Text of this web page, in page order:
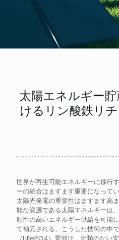
太陽エネルギー
けるリン酸鉄リ
世界が再生可能エネルギーに移行
ーの統合はますます重要になってい
太陽光発電の重要性はますます高
能な資源である太陽エネルギーは
頼性の高いエネルギー供給を可能
て補完される。こうした技術の中